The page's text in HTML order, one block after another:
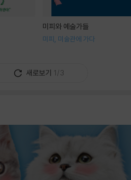
미피와 예술가들
미피, 미술관에 가다
새로보기 1/3